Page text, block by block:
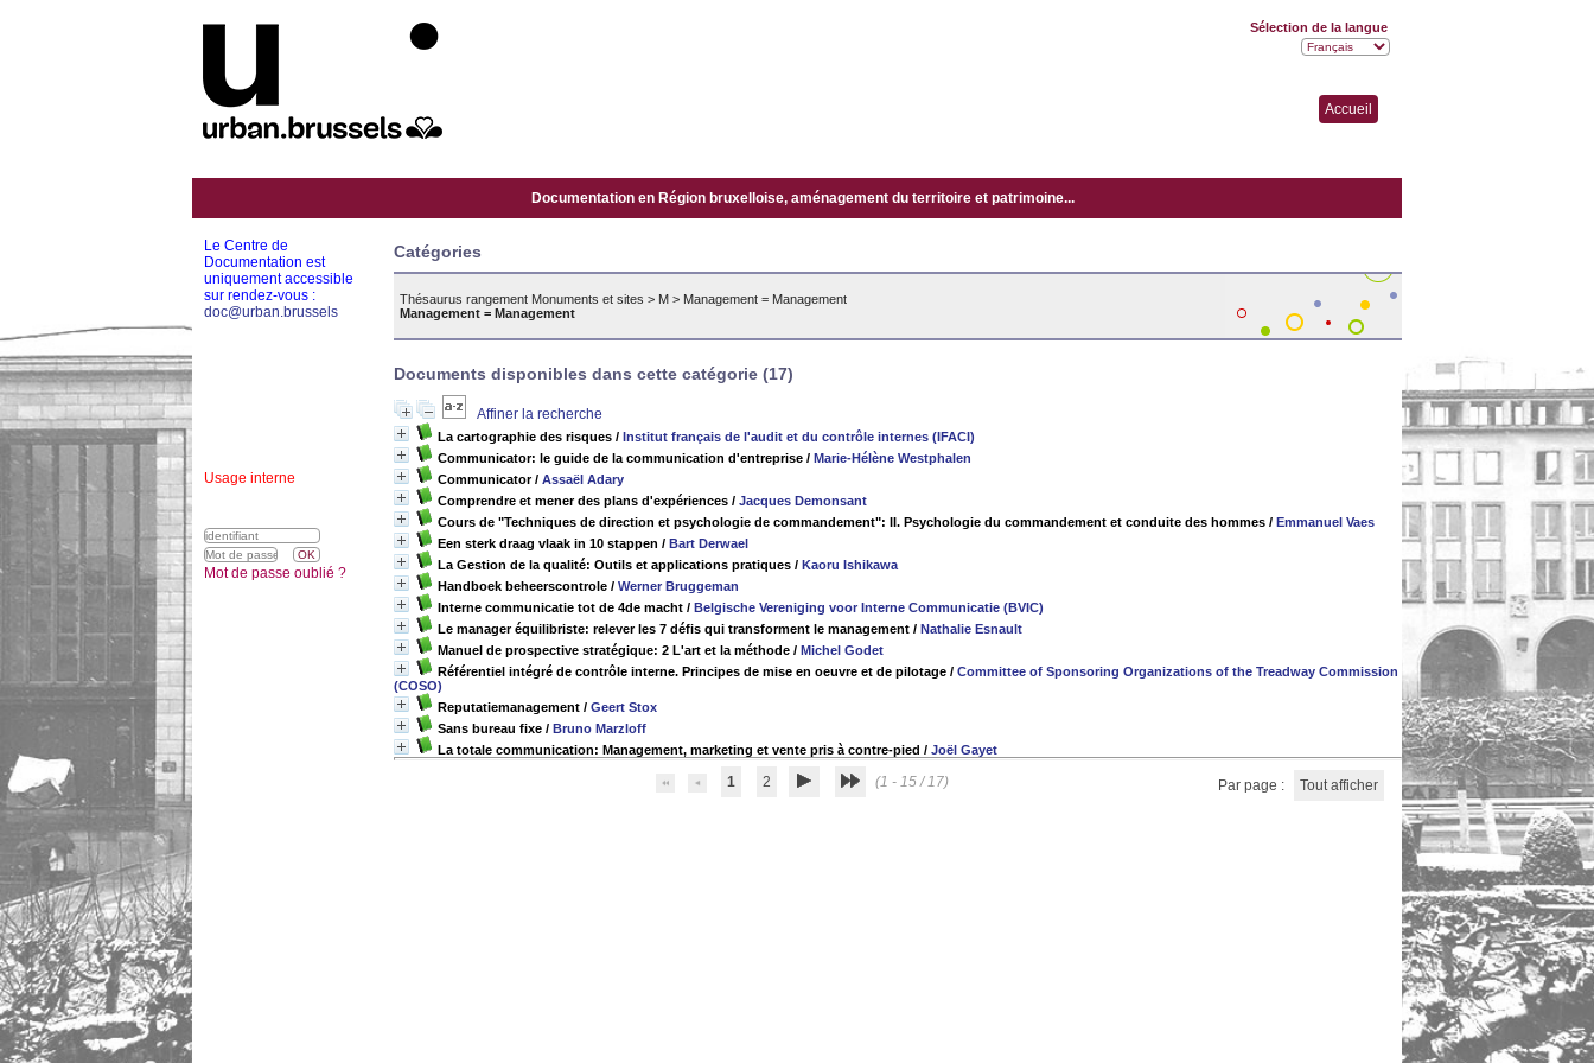
Accueil
Documentation en Région bruxelloise, aménagement du territoire et patrimoine...
Catégories
Thésaurus rangement Monuments et sites > M > Management = Management
Management = Management
Documents disponibles dans cette catégorie (17)
Affiner la recherche
La cartographie des risques / Institut français de l'audit et du contrôle internes (IFACI)
Communicator: le guide de la communication d'entreprise / Marie-Hélène Westphalen
Communicator/ Assaël Adary
Comprendre et mener des plans d'expériences / Jacques Demonsant
Cours de "Techniques de direction et psychologie de commandement": II. Psychologie du commandement et conduite des hommes / Emmanuel Vaes
Een sterk draag vlaak in 10 stappen / Bart Derwael
La Gestion de la qualité: Outils et applications pratiques / Kaoru Ishikawa
Handboek beheerscontrole / Werner Bruggeman
Interne communicatie tot de 4de macht / Belgische Vereniging voor Interne Communicatie (BVIC)
Le manager équilibriste: relever les 7 défis qui transforment le management / Nathalie Esnault
Manuel de prospective stratégique: 2 L'art et la méthode / Michel Godet
Référentiel intégré de contrôle interne. Principes de mise en oeuvre et de pilotage / Committee of Sponsoring Organizations of the Treadway Commission
(COSO)
Reputatiemanagement / Geert Stox
Sans bureau fixe / Bruno Marzloff
La totale communication: Management, marketing et vente pris à contre-pied / Joël Gayet
1 2 (1 - 15 / 17) Par page : Tout afficher
Le Centre de
Documentation est
uniquement accessible
sur rendez-vous :
doc@urban.brussels
Usage interne
Sélection de la langue
Mot de passe oublié ?